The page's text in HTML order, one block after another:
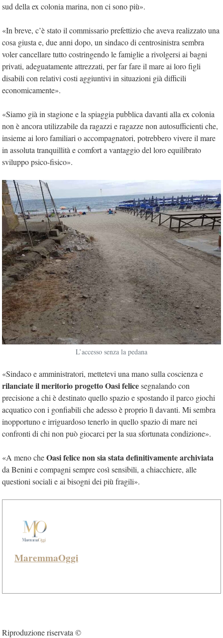
sud della ex colonia marina, non ci sono più».
«In breve, c’è stato il commissario prefettizio che aveva realizzato una
cosa giusta e, due anni dopo, un sindaco di centrosinistra sembra
voler cancellare tutto costringendo le famiglie a rivolgersi ai bagni
privati, adeguatamente attrezzati, per far fare il mare ai loro figli
disabili con relativi costi aggiuntivi in situazioni già difficili
economicamente».
«Siamo già in stagione e la spiaggia pubblica davanti alla ex colonia
non è ancora utilizzabile da ragazzi e ragazze non autosufficienti che,
insieme ai loro familiari o accompagnatori, potrebbero vivere il mare
in assoluta tranquillità e comfort a vantaggio del loro equilibrato
sviluppo psico-fisico».
L’accesso senza la pedana
«Sindaco e amministratori, mettetevi una mano sulla coscienza e
rilanciate il meritorio progetto Oasi felicesegnalando con
precisione a chi è destinato quello spazio e spostando il parco giochi
acquatico con i gonfiabili che adesso è proprio lì davanti. Mi sembra
inopportuno e irriguardoso tenerlo in quello spazio di mare nei
confronti di chi non può giocarci per la sua sfortunata condizione».
«A meno cheOasi felice non sia stata definitivamente archiviata
da Benini e compagni sempre così sensibili, a chiacchiere, alle
questioni sociali e ai bisogni dei più fragili».
MaremmaOggi
Riproduzione riservata ©